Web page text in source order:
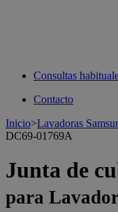
Consultas
Contacto
Inicio>Lavadoras
DC69-01769A
Junta de
para